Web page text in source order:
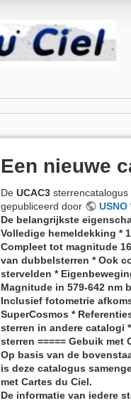
Een nieuwe
De UCAC3
gepubliceerd door
USNO
De belangrijkste
Volledige hemeldekking *
Compleet tot magnitude
van dubbelsterren * Ook
stervelden *
Magnitude in 579-642 nm
Inclusief fotometrie
SuperCosmos *
sterren in andere catalogi
sterren ===== Gebuik met
Op basis van de
is deze catalogus
met Cartes du Ciel.
De informatie van iedere